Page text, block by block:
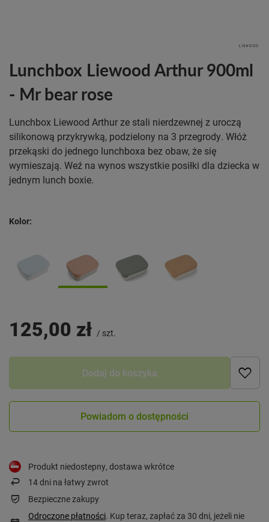
Lunchbox Liewood Arthur 900ml
- Mr bear rose
Lunchbox Liewood Arthur ze stali nierdzewnej z uroczą
silikonową przykrywką, podzielony na 3 przegrody. Włóż
przekąski do jednego lunchboxa bez obaw, że się
wymieszają. Weź na wynos wszystkie posiłki dla dziecka w
jednym lunch boxie.
Kolor
125,00 zł / szt.
Dodaj do koszyka
Powiadom o dostępności
Produkt niedostepny, dostawa wkrótce
14dni na łatwy zwrot
Bezpieczne zakupy
Odroczone płatności. Kup teraz, zapłać za 30 dni, jeżeli nie